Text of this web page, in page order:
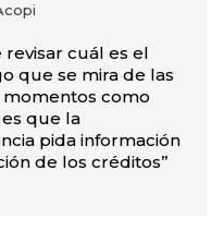
revisar cuál es el
que se mira de las
momentos como
que la
pida información
de los créditos”